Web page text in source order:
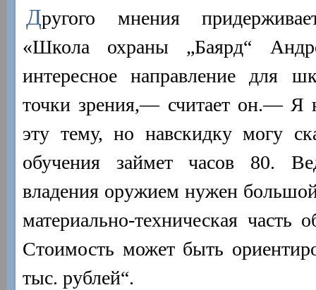
Другого мнения
«Школа охраны „Баярд“
интересное направление для
точки зрения,— считает он.— Я
эту тему, но навскидку могу
обучения займет часов 80.
владения оружием нужен
материально-техническая часть
Стоимость может быть
тыс. рублей“.